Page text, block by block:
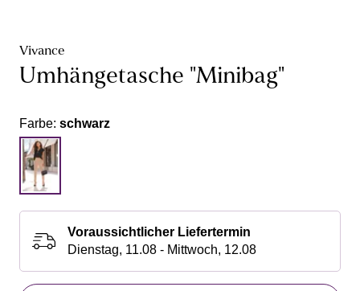
Vivance
Umhängetasche "Minibag"
Farbe: schwarz
Voraussichtlicher Liefertermin
Dienstag, 11.08 - Mittwoch, 12.08